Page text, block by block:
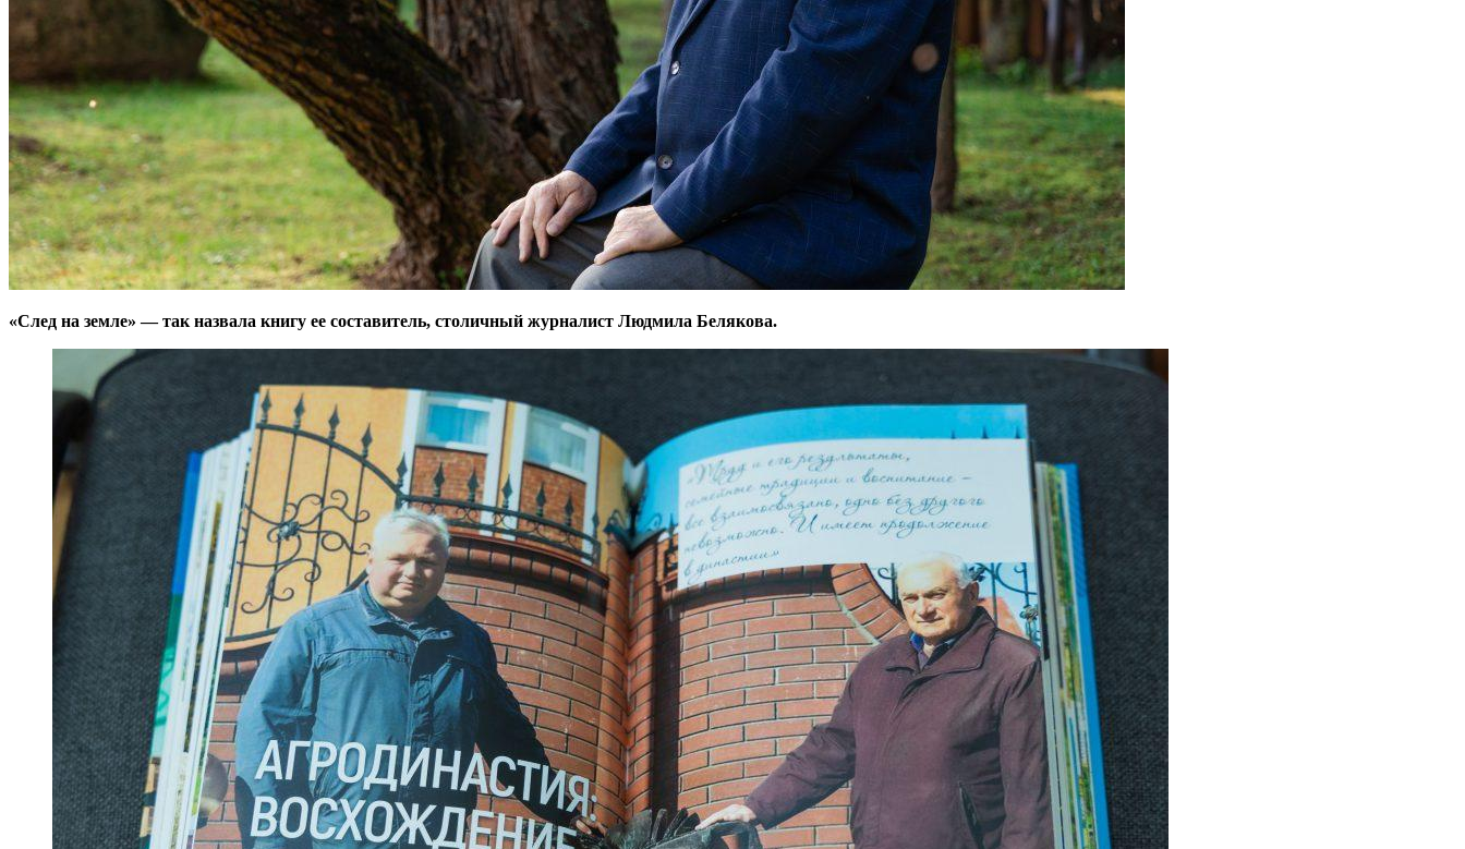
«След на земле» — так назвала книгу ее составитель, столичный журналист Людмила Белякова.